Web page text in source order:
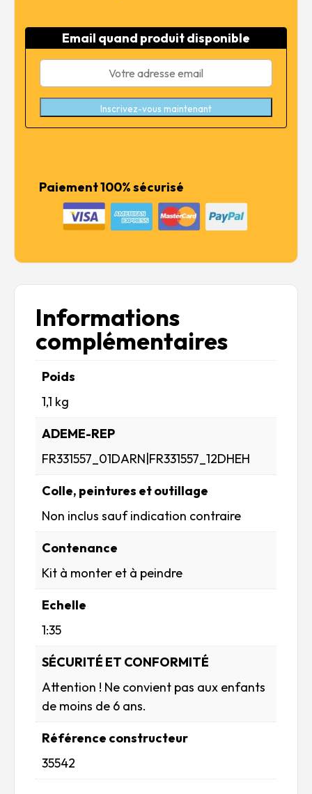
était :
34,99 €.
est :
27,99 €.
Email quand produit disponible
Inscrivez-vous maintenant
Paiement 100% sécurisé
Informations
complémentaires
Poids
1,1 kg
ADEME-REP
FR331557_01DARN|FR331557_12DHEH
Colle, peintures et outillage
Non inclus sauf indication contraire
Contenance
Kit à monter et à peindre
Echelle
1:35
SÉCURITÉ ET CONFORMITÉ
Attention ! Ne convient pas aux enfants
de moins de 6 ans.
Référence constructeur
35542